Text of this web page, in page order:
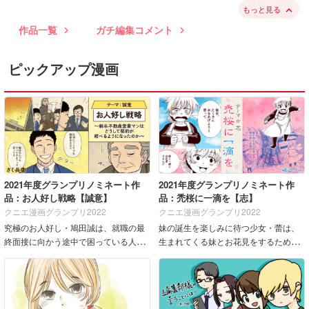
もっと見る keyboard_arrow_up
作品一覧 keyboard_arrow_right ガチ編集コメント keyboard_arrow_right
ピックアップ漫画
2021年度グランプリノミネート作
品：お人好し戦略【誠意】
クニエ漫画グランプリ2022
究極のお人好し・鳩田誠は、就職の最
終面接に向かう途中で困っている人を
う。就職先がなくなった誠は実家の不
動産屋を継ぐことになるが、初めて対
応した客は専門外の物件を求めて...
2021年度グランプリノミネート作
品：禿桜に一滴を【志】
クニエ漫画グランプリ2022
妹の誕生を楽しみに待つ少女・蕾は、
生まれてくる妹とお花見をするため、
ていた"禿桜"をもう一度咲かせるために
奮闘する。"コウゴウセイ&qu...